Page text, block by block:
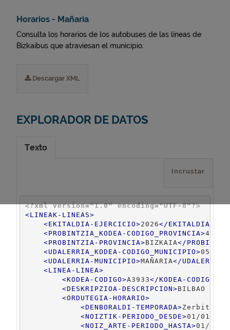
Horarios - Mañaria
Consulta los horarios de los autobuses de las líneas de
Bizkaibus que atraviesan el municipio.
Descargar XML
EXPLORADOR DE DATOS
Texto
Incrustar
<?xml version="1.0" encoding="UTF-8"?>
<LINEAK-LINEAS>
<EKITALDIA-EJERCICIO>2026</ EKITALDIA-
<PROBINTZIA_KODEA-CODIGO_PROVINCIA>48
<PROBINTZIA-PROVINCIA>BIZKAIA</
<UDALERRIA_KODEA-CODIGO_MUNICIPIO>059
<UDALERRIA-MUNICIPIO>MAÑARIA</
<LINEA-LINEA>
<KODEA-CODIGO>A3933</KODEA-CODIGO
<DESKRIPZIOA-DESCRIPCION>BILBAO -
<ORDUTEGIA-HORARIO>
<DENBORALDI-TEMPORADA>
<NOIZTIK-PERIODO_DESDE>01/01/
<NOIZ_ARTE-PERIODO_HASTA>01/01/